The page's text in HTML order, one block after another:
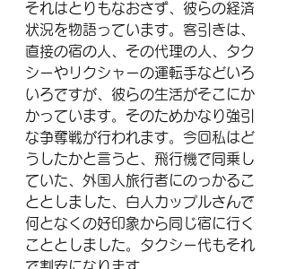
それはとりもなおさず、彼らの経済
状況を物語っています。客引きは、
直接の宿の人、その代理の人、タク
シーやリクシャーの運転手などいろ
いろですが、彼らの生活がそこにか
かっています。そのためかなり強引
な争奪戦が行われます。今回私はど
うしたかと言うと、飛行機で同乗し
ていた、外国人旅行者にのっかるこ
ととしました、白人カップルさんで
何となくの好印象から同じ宿に行く
こととしました。タクシー代もそれ